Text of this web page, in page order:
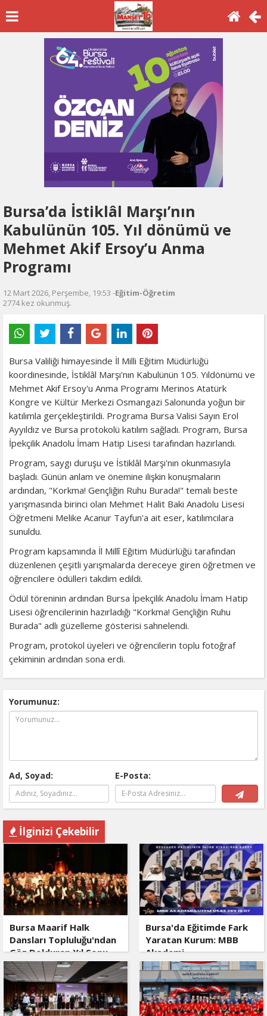
Bursa’da İstiklâl Marşı’nın
Kabulünün 105. Yıl dönümü ve
Mehmet Akif Ersoy’u Anma
Programı
12 Mart 2026, Perşembe, 19:53 -Eğitim-Öğretim
2774 kez okunmuş.
Bursa Valiliği himayesinde İl Milli Eğitim Müdürlüğü
koordinesinde, İstiklâl Marşı'nın Kabulünün 105. Yıldönümü ve
Mehmet Akif Ersoy'u Anma Programı Merinos Atatürk
Kongre ve Kültür Merkezi Osmangazi Salonunda yoğun bir
katılımla gerçekleştirildi. Programa Bursa Valisi Sayın Erol
Ayyıldız ve Bursa protokolü katılım sağladı. Program, Bursa
İpekçilik Anadolu İmam Hatip Lisesi tarafından hazırlandı.
Program, saygı duruşu ve İstiklâl Marşı'nın okunmasıyla
başladı. Günün anlam ve önemine ilişkin konuşmaların
ardından, "Korkma! Gençliğin Ruhu Burada!" temalı beste
yarışmasında birinci olan Mehmet Halit Baki Anadolu Lisesi
Öğretmeni Melike Acanur Tayfun'a ait eser, katılımcılara
sunuldu.
Program kapsamında İl Millî Eğitim Müdürlüğü tarafından
düzenlenen çeşitli yarışmalarda dereceye giren öğretmen ve
öğrencilere ödülleri takdim edildi.
Ödül töreninin ardından Bursa İpekçilik Anadolu İmam Hatip
Lisesi öğrencilerinin hazırladığı "Korkma! Gençliğin Ruhu
Burada" adlı güzelleme gösterisi sahnelendi.
Program, protokol üyeleri ve öğrencilerin toplu fotoğraf
çekiminin ardından sona erdi.
Yorumunuz:
Ad, Soyad: E-Posta:
İlginizi Çekebilir
Bursa Maarif Halk
Dansları Topluluğu'ndan
Göz Dolduran Yıl Sonu
Gösterisi
Bursa'da Eğitimde Fark
Yaratan Kurum: MBB
Akademi